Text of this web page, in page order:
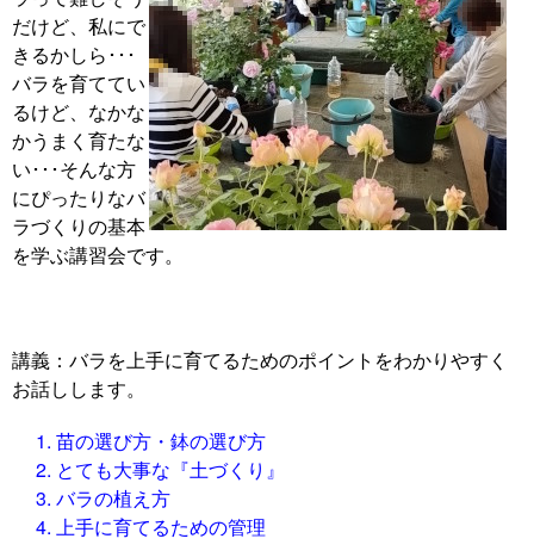
だけど、私にで
きるかしら･･･
バラを育ててい
るけど、なかな
かうまく育たな
い･･･そんな方
にぴったりなバ
ラづくりの基本
を学ぶ講習会です。
講義：バラを上手に育てるためのポイントをわかりやすく
お話しします。
苗の選び方・鉢の選び方
とても大事な『土づくり』
バラの植え方
上手に育てるための管理